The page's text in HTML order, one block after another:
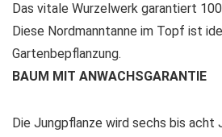
Das vitale Wurzelwerk garantiert
Diese Nordmanntanne im Topf ist
Gartenbepflanzung.
BAUM MIT ANWACHSGARANTIE
Die Jungpflanze wird sechs bis acht